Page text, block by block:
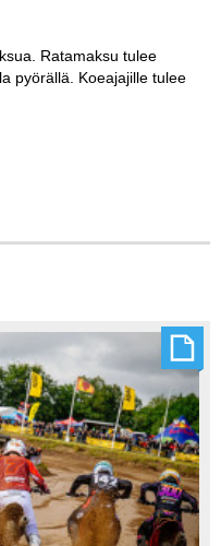
Ratamaksu tulee
pyörällä. Koeajajille tulee